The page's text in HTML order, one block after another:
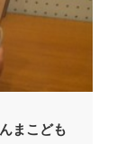
まこども